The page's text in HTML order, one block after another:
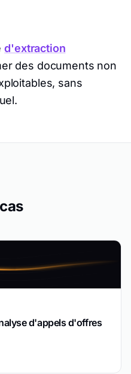
d'extraction
des documents non
sans
d'appels d'offres